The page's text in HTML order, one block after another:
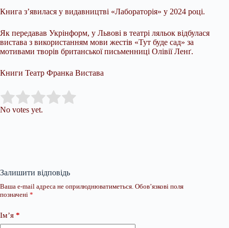
Книга з’явилася у видавництві «Лабораторія» у 2024 році.
Як передавав Укрінформ, у Львові в театрі ляльок відбулася
вистава з використанням мови жестів «Тут буде сад» за
мотивами творів британської письменниці Олівії Ленґ.
Книги Театр Франка Вистава
Rate this item:
No votes yet.
Залишити відповідь
Ваша e-mail адреса не оприлюднюватиметься. Обов’язкові поля
позначені *
Ім’я *